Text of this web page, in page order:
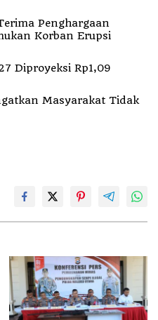
Penghargaan
Korban Erupsi
Diproyeksi Rp1,09
Masyarakat Tidak